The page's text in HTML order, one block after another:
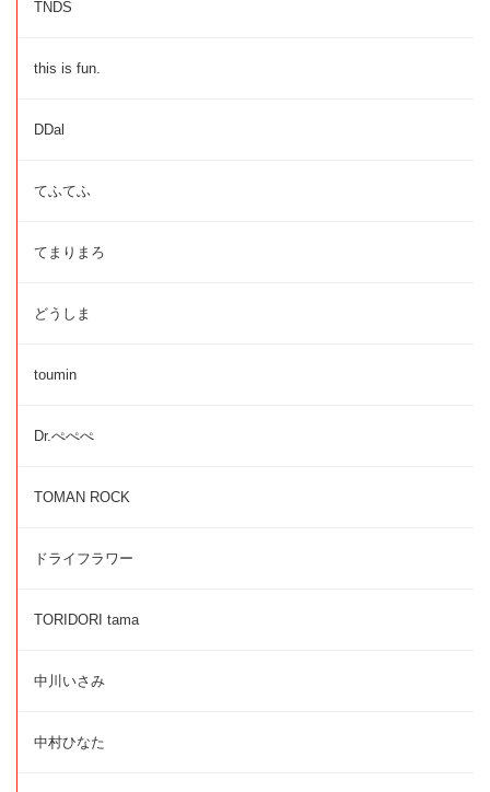
TNDS
this is fun.
DDal
てふてふ
てまりまろ
どうしま
toumin
Dr.ぺぺぺ
TOMAN ROCK
ドライフラワー
TORIDORI tama
中川いさみ
中村ひなた